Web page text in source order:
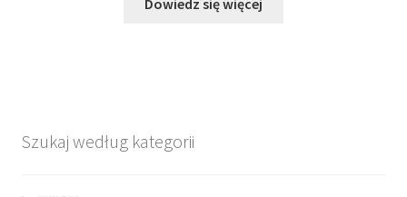
Szukaj według kategorii